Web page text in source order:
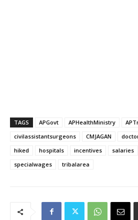
TAGS APGovt APHealthMinistry
civilassistantsurgeons
CMJAGAN
hiked
hospitals incentives salaries
specialwages
tribalarea